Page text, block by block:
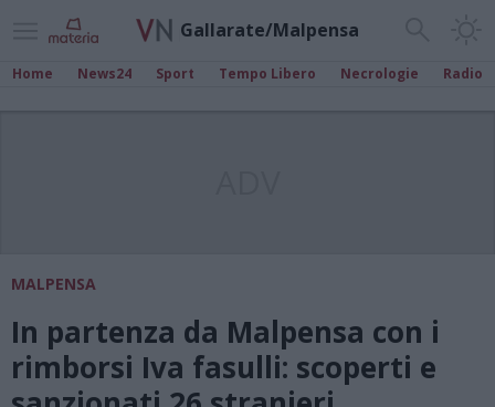
Gallarate/Malpensa
Home News24 Sport Tempo Libero Necrologie Radio
MALPENSA
In partenza da Malpensa con i
rimborsi Iva fasulli: scoperti e